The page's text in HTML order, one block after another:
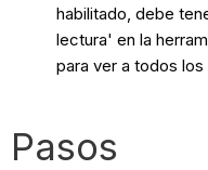
habilitado, debe
lectura' en la
para ver a todos
Pasos